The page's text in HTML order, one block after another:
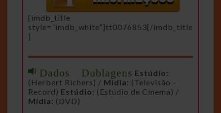
[imdb_title
style=”imdb_white”]tt0076853[/imdb_title
]
Dados Dublagens Estúdio:
(Herbert Richers) / Mídia: (Televisão –
Record) Estúdio: (Estúdio de Cinema) /
Mídia: (DVD)